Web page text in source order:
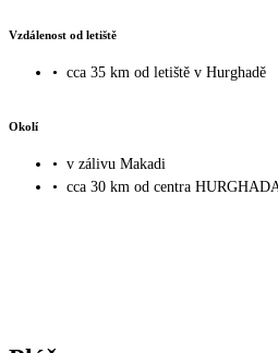
Vzdálenost od letiště
• cca 35 km od letiště v Hurghadě
Okolí
• v zálivu Makadi
• cca 30 km od centra